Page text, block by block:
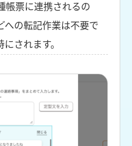
帳票に連携されるの
への転記作業は不要で
されます。